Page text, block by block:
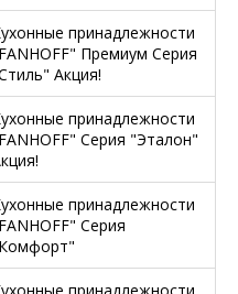
принадлежности
Премиум Серия
Акция!
принадлежности
Серия "Эталон"
принадлежности
Серия